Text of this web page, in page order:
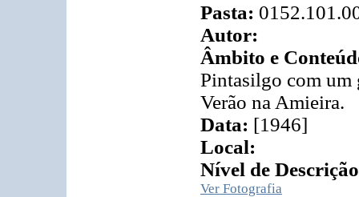
Pasta:
Autor:
Âmbito e
Pintasilgo com um
Verão na Amieira.
Data: [1946]
Local:
Nível de
Ver Fotografia